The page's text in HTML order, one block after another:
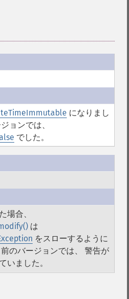
になりまし
ョンでは、
でした。
場合、
は
をスローするように
のバージョンでは、 警告が
いました。